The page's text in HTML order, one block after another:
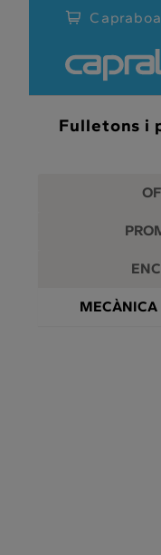
Fulletons i
MECÀNICA